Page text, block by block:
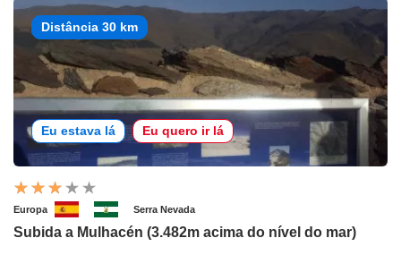
Distância 30 km
Eu estava lá Eu quero ir lá
Europa Serra Nevada
Subida a Mulhacén (3.482m acima do nível do mar)